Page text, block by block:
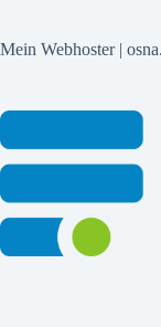
Mein Webhoster |